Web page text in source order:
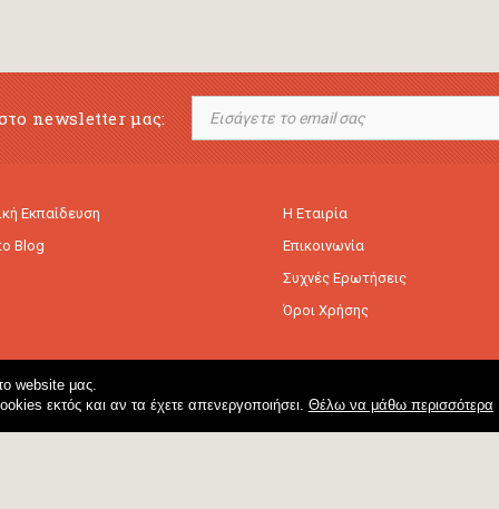
website μας.
εκτός και αν τα έχετε απενεργοποιήσει. Θέλω να μάθω περισσότερα
newsletter μας:
Εκπαίδευση
Blog
Η Εταιρία
Επικοινωνία
Συχνές Ερωτήσεις
Όροι Χρήσης